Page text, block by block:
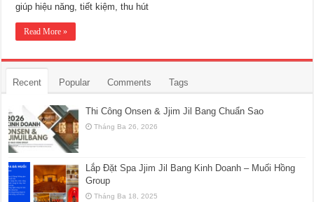
giúp hiệu năng, tiết kiệm, thu hút
Read More »
Recent Popular Comments Tags
Thi Công Onsen & Jjim Jil Bang Chuẩn Sao
Tháng Ba 26, 2026
Lắp Đặt Spa Jjim Jil Bang Kinh Doanh – Muối Hồng
Group
Tháng Ba 18, 2025